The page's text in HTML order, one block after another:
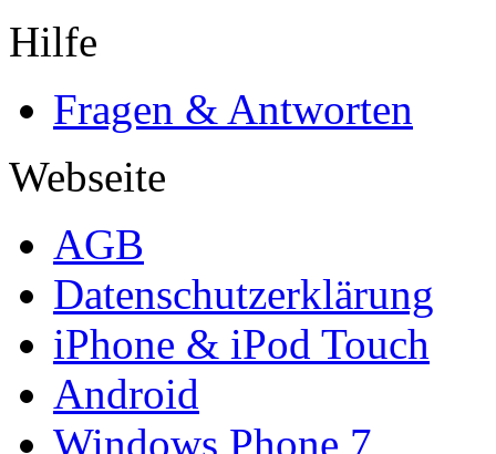
Hilfe
Fragen & Antworten
Webseite
AGB
Datenschutzerklärung
iPhone & iPod Touch
Android
Windows Phone 7